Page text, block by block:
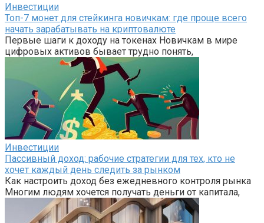
Инвестиции
Топ-7 монет для стейкинга новичкам: где проще всего
начать зарабатывать на криптовалюте
Первые шаги к доходу на токенах Новичкам в мире
цифровых активов бывает трудно понять,
Инвестиции
Пассивный доход: рабочие стратегии для тех, кто не
хочет каждый день следить за рынком
Как настроить доход без ежедневного контроля рынка
Многим людям хочется получать деньги от капитала,